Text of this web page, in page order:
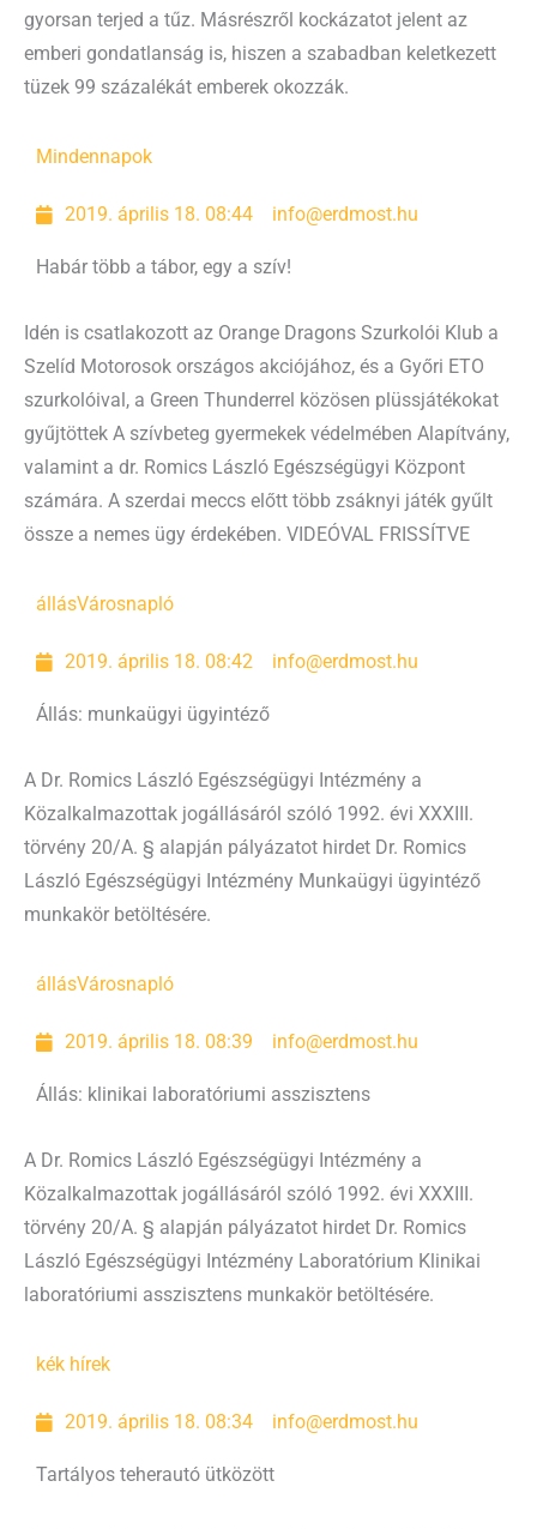
gyorsan terjed a tűz. Másrészről kockázatot jelent az
emberi gondatlanság is, hiszen a szabadban keletkezett
tüzek 99 százalékát emberek okozzák.
Mindennapok
2019. április 18. 08:44 info@erdmost.hu
Habár több a tábor, egy a szív!
Idén is csatlakozott az Orange Dragons Szurkolói Klub a
Szelíd Motorosok országos akciójához, és a Győri ETO
szurkolóival, a Green Thunderrel közösen plüssjátékokat
gyűjtöttek A szívbeteg gyermekek védelmében Alapítvány,
valamint a dr. Romics László Egészségügyi Központ
számára. A szerdai meccs előtt több zsáknyi játék gyűlt
össze a nemes ügy érdekében. VIDEÓVAL FRISSÍTVE
állásVárosnapló
2019. április 18. 08:42 info@erdmost.hu
Állás: munkaügyi ügyintéző
A Dr. Romics László Egészségügyi Intézmény a
Közalkalmazottak jogállásáról szóló 1992. évi XXXIII.
törvény 20/A. § alapján pályázatot hirdet Dr. Romics
László Egészségügyi Intézmény Munkaügyi ügyintéző
munkakör betöltésére.
állásVárosnapló
2019. április 18. 08:39 info@erdmost.hu
Állás: klinikai laboratóriumi asszisztens
A Dr. Romics László Egészségügyi Intézmény a
Közalkalmazottak jogállásáról szóló 1992. évi XXXIII.
törvény 20/A. § alapján pályázatot hirdet Dr. Romics
László Egészségügyi Intézmény Laboratórium Klinikai
laboratóriumi asszisztens munkakör betöltésére.
kék hírek
2019. április 18. 08:34 info@erdmost.hu
Tartályos teherautó ütközött